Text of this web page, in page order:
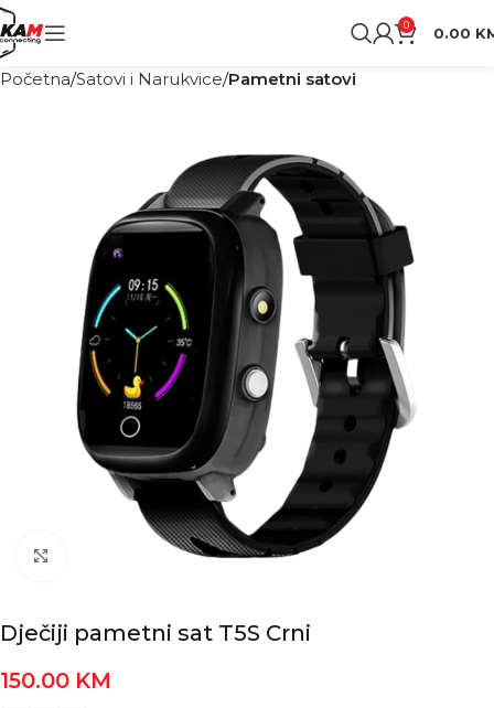
0 0.00
Početna Satovi i Narukvice Pametni satovi
Kliknite za povećanje
Dječiji pametni sat T5S Crni
150.00 KM